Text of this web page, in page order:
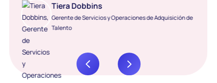
Tiera Dobbins
Gerente de Servicios y Operaciones de Adquisición de
Talento